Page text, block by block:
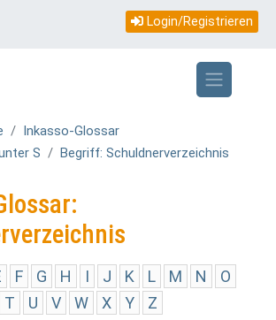
Login/Registrieren
Inkasso-Glossar
S
Begriff: Schuldnerverzeichnis
F G H I J K L M N
O
T U V W X Y Z